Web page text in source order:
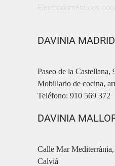
DAVINIA MADRID
Paseo de la Castellana,
Mobiliario de cocina,
Teléfono: 910 569 372
DAVINIA
Calle Mar
Calviá